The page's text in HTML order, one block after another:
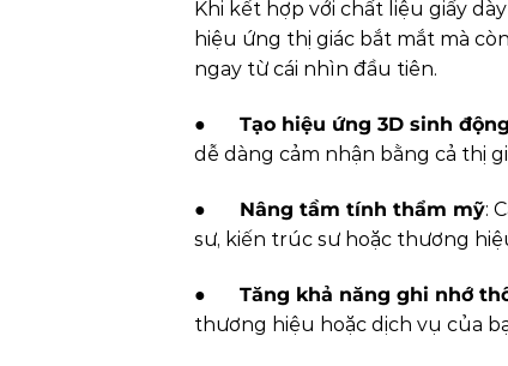
Khi kết hợp với chất liệu giấy
hiệu ứng thị giác bắt mắt mà
ngay từ cái nhìn đầu tiên.
● Tạo hiệu ứng 3D sinh động
dễ dàng cảm nhận bằng cả thị
● Nâng tầm tính thẩm mỹ:
sư, kiến trúc sư hoặc thương
● Tăng khả năng ghi nhớ
thương hiệu hoặc dịch vụ của